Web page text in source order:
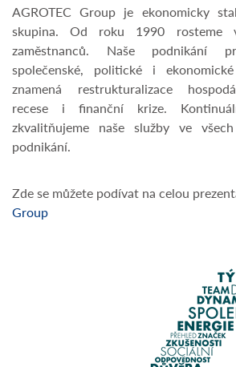
AGROTEC Group je ekonomicky
skupina. Od roku 1990
zaměstnanců. Naše podnikání
společenské, politické i
znamená restrukturalizace
recese i finanční krize.
zkvalitňujeme naše služby ve
podnikání.
Zde se můžete podívat na celou
Group